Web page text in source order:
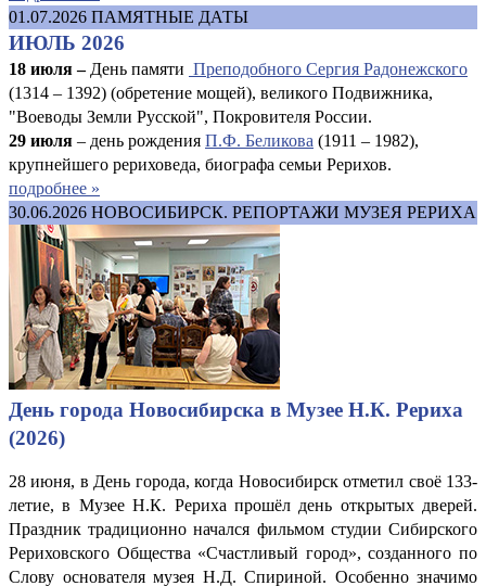
01.07.2026 ПАМЯТНЫЕ ДАТЫ
ИЮЛЬ 2026
18 июля – День памяти Преподобного Сергия Радонежского
(1314 – 1392) (обретение мощей), великого Подвижника,
"Воеводы Земли Русской", Покровителя России.
29 июля – день рождения П.Ф. Беликова (1911 – 1982),
крупнейшего рериховеда, биографа семьи Рерихов.
подробнее »
30.06.2026 НОВОСИБИРСК. РЕПОРТАЖИ МУЗЕЯ РЕРИХА
День города Новосибирска в Музее Н.К. Рериха
(2026)
28 июня, в День города, когда Новосибирск отметил своё 133-
летие, в Музее Н.К. Рериха прошёл день открытых дверей.
Праздник традиционно начался фильмом студии Сибирского
Рериховского Общества «Счастливый город», созданного по
Слову основателя музея Н.Д. Спириной. Особенно значимо